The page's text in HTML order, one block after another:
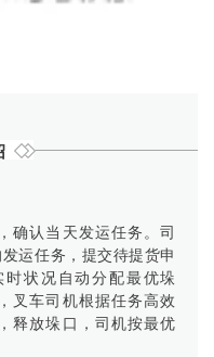
确认当天发运任务。司
运任务，提交待提货申
状况自动分配最优垛
叉车司机根据任务高效
释放垛口，司机按最优